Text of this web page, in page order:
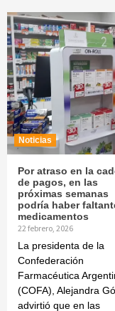
Noticias
Por atraso en la
de pagos, en las
próximas semanas
podría haber
medicamentos
22 febrero, 2026
La presidenta de la
Confederación
Farmacéutica
(COFA), Alejandra
advirtió que en las